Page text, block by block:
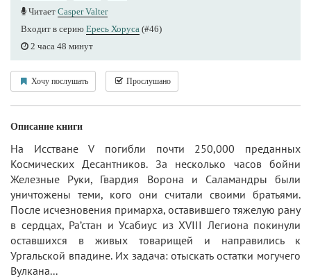
Читает Casper Valter
Входит в серию Ересь Хоруса (#46)
2 часа 48 минут
Хочу послушать Прослушано
Описание книги
На Исстване V погибли почти 250,000 преданных
Космических Десантников. За несколько часов бойни
Железные Руки, Гвардия Ворона и Саламандры были
уничтожены теми, кого они считали своими братьями.
После исчезновения примарха, оставившего тяжелую рану
в сердцах, Ра’стан и Усабиус из XVIII Легиона покинули
оставшихся в живых товарищей и направились к
Ургальской впадине. Их задача: отыскать остатки могучего
Вулкана...